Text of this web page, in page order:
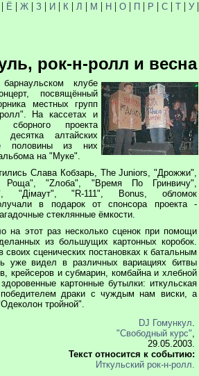
| Ё | Ж| З| И| К | Л | М | Н| О| П| Р | С| Т| У|
рок-н-ролл и весна
клубе
посвящённый
местных групп
На кассетах и
проекта
алтайских
половины из них
на "Муке".
Слава Кобзарь, The Juniors, "Дрожжи",
"Zлоба", "Время По Гринвичу",
"Дiмаут", "R-111", Bonus, обломок
в подарок от спонсора проекта -
стеклянные ёмкости.
на этот раз несколько сценок при помощи
из большущих картонных коробок.
своих сценических постановках к батальным
уже видел в различных вариациях битвы
крейсеров и субмарин, комбайна и хлебной
картонные бутылки: иткульская
драки с чуждым нам виски, а
тройной".
DJ Гомункул.
"Свободный курс",
29.05.2003.
Текст относится к событию:
Иткульский рок-н-ролл.